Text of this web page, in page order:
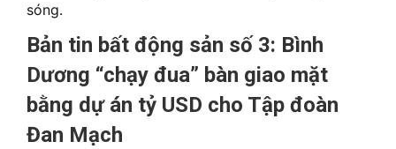
sóng.
Bản tin bất động sản số 3: Bình
Dương “chạy đua” bàn giao mặt
bằng dự án tỷ USD cho Tập đoàn
Đan Mạch